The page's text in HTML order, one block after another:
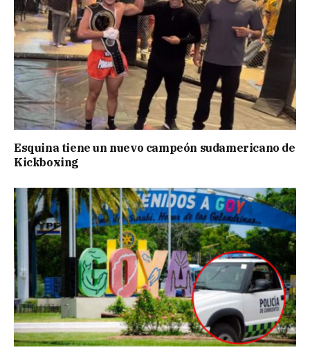
Esquina tiene un nuevo campeón sudamericano de
Kickboxing